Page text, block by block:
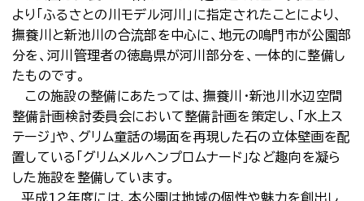
より「ふるさとの川モデル河川」に指定されたことにより、
撫養川と新池川の合流部を中心に、地元の鳴門市が公園部
分を、河川管理者の徳島県が河川部分を、一体的に整備し
たものです。
この施設の整備にあたっては、撫養川・新池川水辺空間
整備計画検討委員会において整備計画を策定し、「水上ス
テージ」や、グリム童話の場面を再現した石の立体壁画を配
置している「グリムメルヘンプロムナード」など趣向を凝ら
した施設を整備しています。
平成12年度には、本公園は地域の個性や魅力を創出し